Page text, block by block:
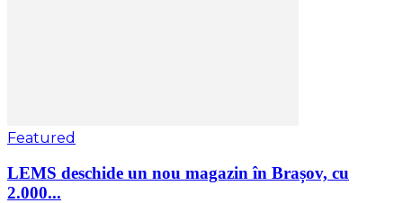
Featured
LEMS deschide un nou magazin în Brașov, cu
2.000...